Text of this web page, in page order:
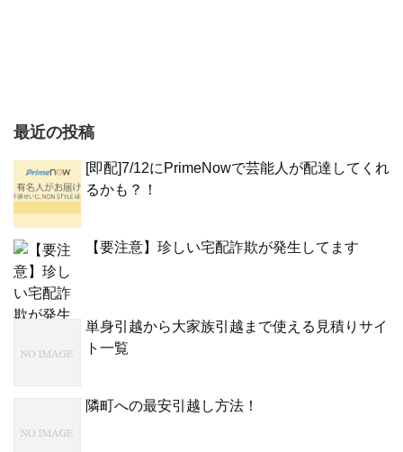
最近の投稿
[即配]7/12にPrimeNowで芸能人が配達してくれ
るかも？！
【要注意】珍しい宅配詐欺が発生してます
単身引越から大家族引越まで使える見積りサイ
ト一覧
隣町への最安引越し方法！